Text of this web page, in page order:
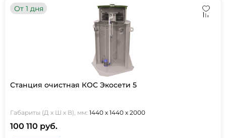
От 1 дня
Станция очистная КОС Экосети 5
Габариты (Д х Ш х В), мм: 1440 х 1440 х 2000
100 110 руб.